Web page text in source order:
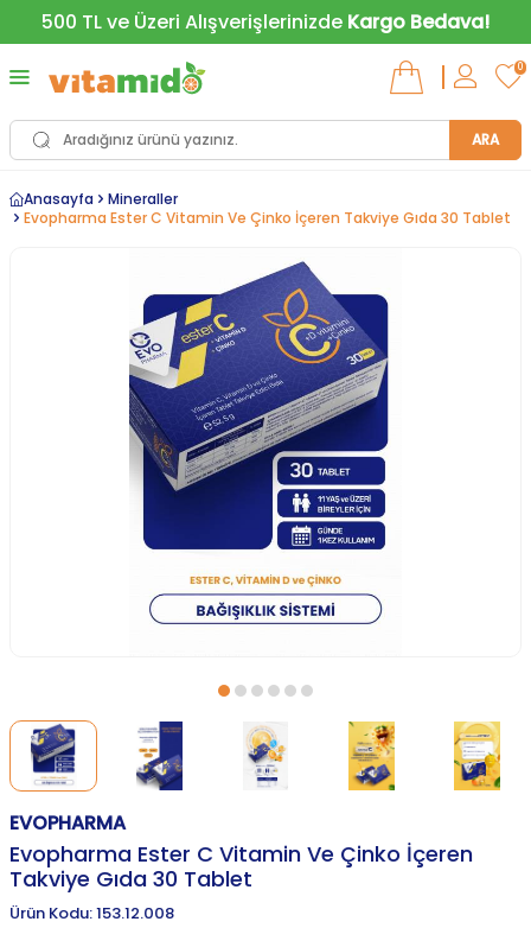
500 TL ve Üzeri Alışverişlerinizde Kargo Bedava!
ARA
0
Anasayfa
Mineraller
Evopharma Ester C Vitamin Ve Çinko İçeren Takviye Gıda 30 Tablet
EVOPHARMA
Evopharma Ester C Vitamin Ve Çinko İçeren
Takviye Gıda 30 Tablet
Ürün Kodu:153.12.008